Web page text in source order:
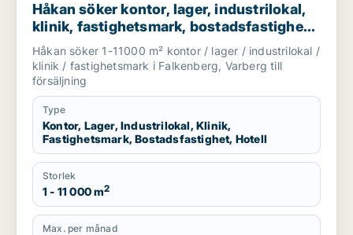
Håkan söker kontor, lager, industrilokal,
klinik, fastighetsmark, bostadsfastighet
eller hotell till salu i Falkenberg eller
Varberg
Håkan söker 1-11000 m² kontor / lager / industrilokal /
klinik / fastighetsmark i Falkenberg, Varberg till
försäljning
Type
Kontor, Lager, Industrilokal, Klinik,
Fastighetsmark, Bostadsfastighet, Hotell
Storlek
1 - 11 000 m2
Max. per månad